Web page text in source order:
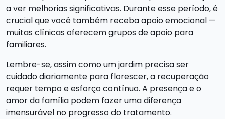
a ver melhorias significativas. Durante esse período, é
crucial que você também receba apoio emocional —
muitas clínicas oferecem grupos de apoio para
familiares.
Lembre-se, assim como um jardim precisa ser
cuidado diariamente para florescer, a recuperação
requer tempo e esforço contínuo. A presença e o
amor da família podem fazer uma diferença
imensurável no progresso do tratamento.